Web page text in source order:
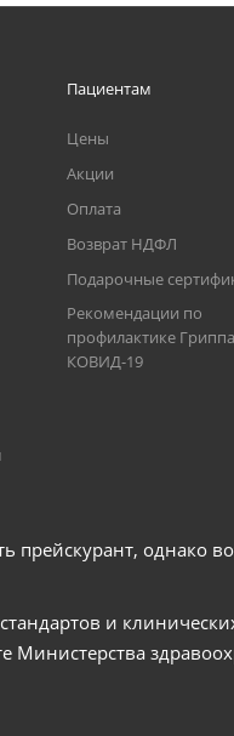
Пациентам
Цены
Акции
Оплата
Возврат НДФЛ
Подарочные
Рекомендации по
профилактике
КОВИД-19
прейскурант,
и
Министерства